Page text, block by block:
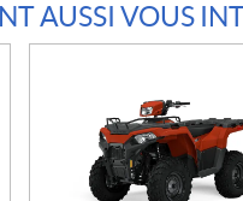
AUSSI VOUS